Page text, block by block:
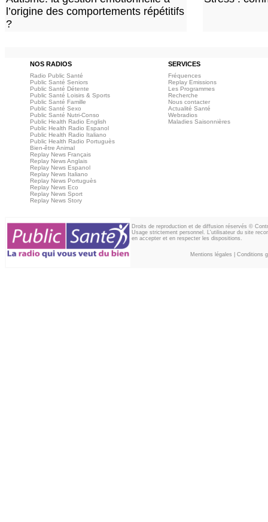
l’origine des comportements répétitifs
?
NOS RADIOS SERVICES
Radio Public Santé
Public Santé Seniors
Public Santé Détente
Public Santé Loisirs & Sports
Public Santé Famille
Public Santé Sexo
Public Santé Nutri-Conso
Public Health Radio English
Public Health Radio Espanol
Public Health Radio Italiano
Public Health Radio Portuguès
Bien-être Animal
Replay News Français
Replay News Anglais
Replay News Espanol
Replay News Italiano
Replay News Portuguès
Replay News Eco
Replay News Sport
Replay News Story
Fréquences
Replay Emissions
Les Programmes
Recherche
Nous contacter
Actualité Santé
Webradios
Maladies Saisonnières
Droits de reproduction et de diffusion réservés ©
Usage strictement personnel. L'utilisateur du site
en accepter et en respecter les dispositions.
Mentions légales Conditions